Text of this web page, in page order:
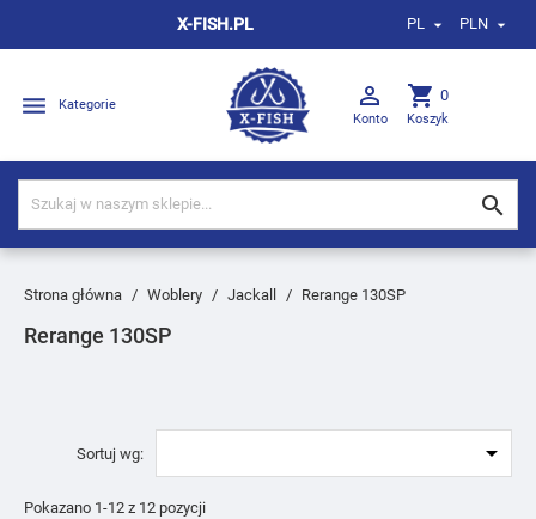
X-FISH.PL PL  PLN 
 Kategorie 
Konto
shopping_cart 0
Koszyk

Strona główna Woblery Jackall Rerange 130SP
Rerange 130SP
Sortuj wg: 
Pokazano 1-12 z 12 pozycji